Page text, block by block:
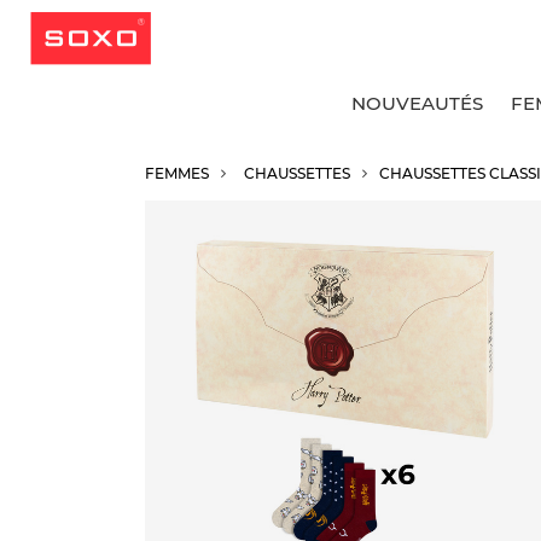
NOUVEAUTÉS
FEMMES CHAUSSETTES CHAUSSETTES